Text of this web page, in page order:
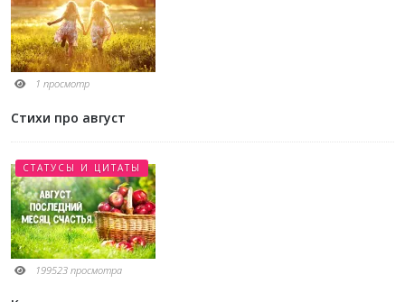
1 просмотр
Стихи про август
СТАТУСЫ И ЦИТАТЫ
199523 просмотра